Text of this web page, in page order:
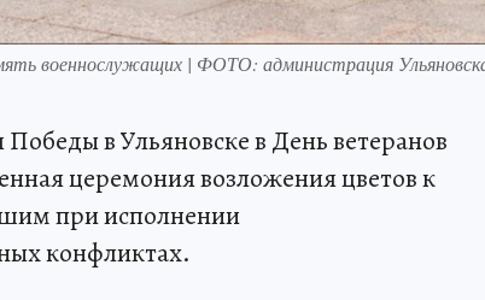
военнослужащих | ФОТО: администрация
в Ульяновске в День ветеранов
церемония возложения цветов к
при исполнении
конфликтах.